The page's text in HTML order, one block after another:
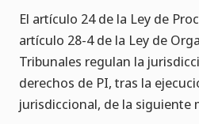
El artículo 24 de la Ley de
artículo 28-4 de la Ley de
Tribunales regulan la
derechos de PI, tras la
jurisdiccional, de la siguiente